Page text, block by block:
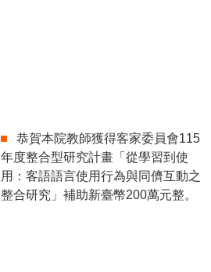
恭賀本院教師獲得客家委員會115
年度整合型研究計畫「從學習到使
用：客語語言使用行為與同儕互動之
整合研究」補助新臺幣200萬元整。